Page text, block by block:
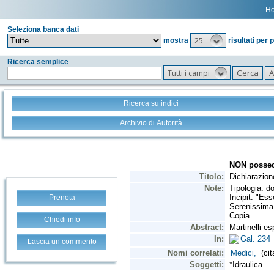
Seleziona banca dati
mostra
25 risultati per
Ricerca semplice
Tutti i campi
Ricerca su indici
Archivio di Autorità
Prenota
Chiedi info
Lascia un commento